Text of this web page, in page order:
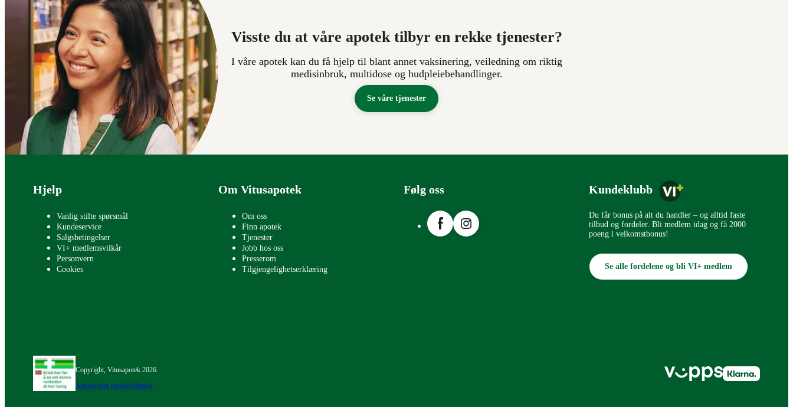
Visste du at våre apotek tilbyr en rekke tjenester?
I våre apotek kan du få hjelp til blant annet vaksinering, veiledning om riktig
medisinbruk, multidose og hudpleiebehandlinger.
Se våre tjenester
Bunntekst
Hjelp
Vanlig stilte spørsmål
Kundeservice
Salgsbetingelser
VI+ medlemsvilkår
Personvern
Cookies
Om Vitusapotek
Om oss
Finn apotek
Tjenester
Jobb hos oss
Presserom
Tilgjengelighetserklæring
Følg oss
FacebookInstagram
Kundeklubb
Du får bonus på alt du handler – og alltid faste
tilbud og fordeler. Bli medlem idag og få 2000
poeng i velkomstbonus!
Se alle fordelene og bli VI+ medlem
Copyright, Vitusapotek 2026.
Administrer cookiesMerker